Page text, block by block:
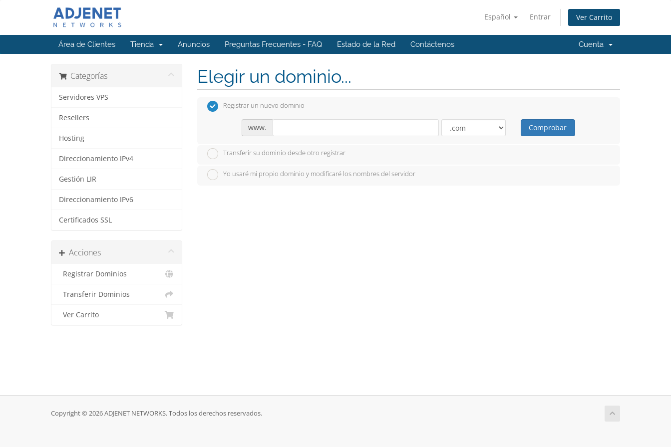
Español Entrar Ver Carrito
Área de Clientes Tienda Anuncios Preguntas Frecuentes - FAQ Estado de la Red Contáctenos Cuenta
Categorías
Servidores VPS
Resellers
Hosting
Direccionamiento IPv4
Gestión LIR
Direccionamiento IPv6
Certificados SSL
Acciones
Registrar Dominios
Transferir Dominios
Ver Carrito
Elegir un dominio...
Registrar un nuevo dominio
www. Comprobar
Transferir su dominio desde otro registrar
Yo usaré mi propio dominio y modificaré los nombres del servidor
Copyright © 2026 ADJENET NETWORKS. Todos los derechos reservados.